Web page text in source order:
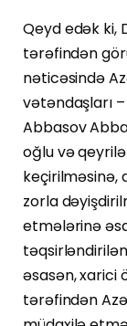
Qeyd edək ki,
tərəfindən
nəticəsində
vətəndaşları
Abbasov
oğlu və
keçirilməsinə,
zorla
etmələrinə
əsasən, xarici
tərəfindən